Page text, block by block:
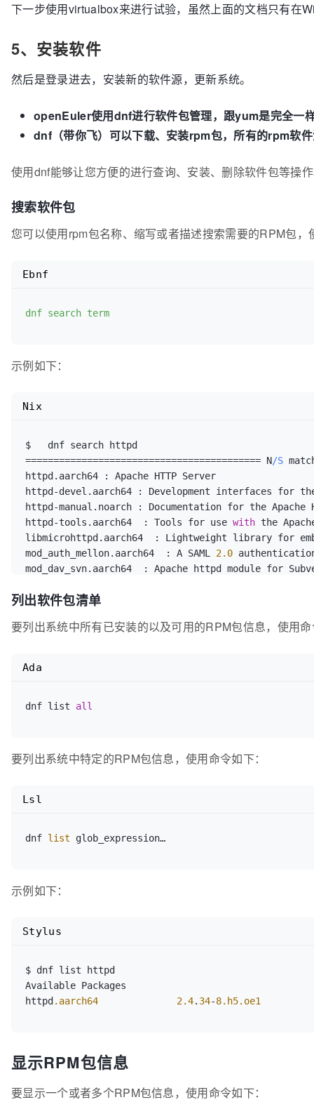
下一步使用virtualbox来进行试验，虽然上面的文档只有在
5、安装软件
然后是登录进去，安装新的软件源，更新系统。
openEuler使用dnf进行软件包管理，跟yum是完全一
dnf（带你飞）可以下载、安装rpm包，所有的rpm软
使用dnf能够让您方便的进行查询、安装、删除软件包等操
搜索软件包
您可以使用rpm包名称、缩写或者描述搜索需要的RPM包，
dnf search term
Ebnf
示例如下：
========================================== N/S
httpd. aarch64 :
Apache HTTP Server
httpd-devel. aarch64 :
Development interfaces for
httpd-manual. noarch :
Documentation for the Apache
httpd-tools. aarch64  : Tools for use with the
libmicrohttpd. aarch64  :
Lightweight library for
mod_auth_mellon. aarch64  : A SAML 2.0
mod_dav_svn. aarch64  :
Nix
列出软件包清单
要列出系统中所有已安装的以及可用的RPM包信息，使用
dnf list all
Ada
要列出系统中特定的RPM包信息，使用命令如下：
dnf list
Lsl
示例如下：
$ dnf list httpd
Available Packages
httpd .aarch64 2.4. 34-8.h5.oe1
Stylus
显示RPM包信息
要显示一个或者多个RPM包信息，使用命令如下：